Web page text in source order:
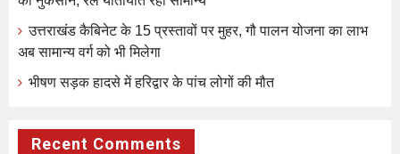
उत्तराखंड कैबिनेट के 15 प्रस्तावों पर मुहर, गौ पालन योजना का लाभ
अब सामान्य वर्ग को भी मिलेगा
भीषण सड़क हादसे में हरिद्वार के पांच लोगों की मौत
Recent Comments